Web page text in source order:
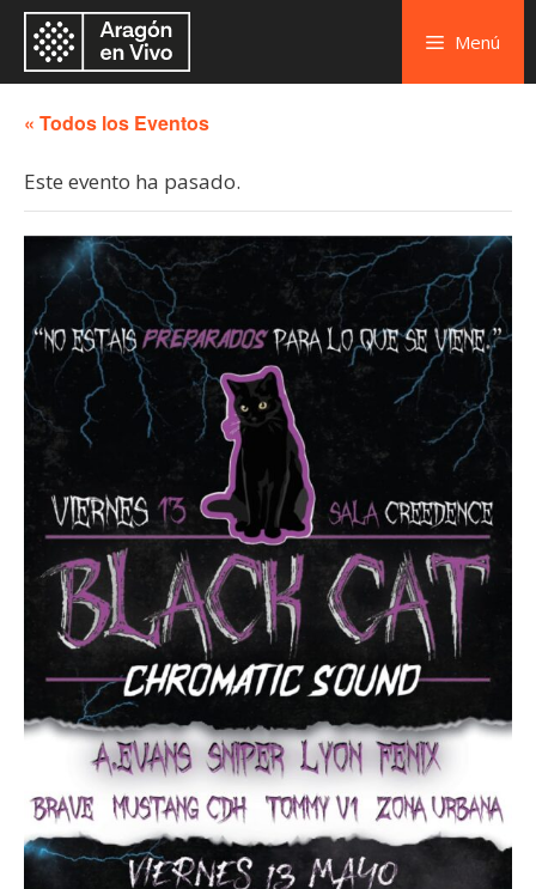
Menú
« Todos los Eventos
Este evento ha pasado.